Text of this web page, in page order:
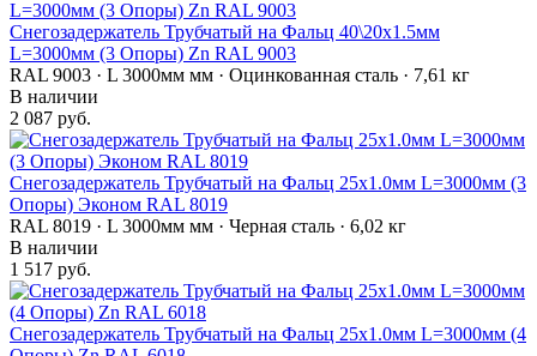
Снегозадержатель Трубчатый на Фальц 40\20х1.5мм
L=3000мм (3 Опоры) Zn RAL 9003
RAL 9003 · L 3000мм мм · Оцинкованная сталь · 7,61 кг
В наличии
2 087 руб.
Снегозадержатель Трубчатый на Фальц 25х1.0мм L=3000мм (3
Опоры) Эконом RAL 8019
RAL 8019 · L 3000мм мм · Черная сталь · 6,02 кг
В наличии
1 517 руб.
Снегозадержатель Трубчатый на Фальц 25х1.0мм L=3000мм (4